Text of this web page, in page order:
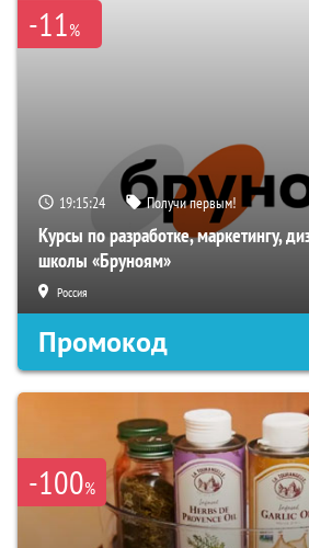
-11%
19:15:24 Получи первым!
Курсы по разработке, маркетингу,
школы «Бруноям»
Россия
Промокод
-100%